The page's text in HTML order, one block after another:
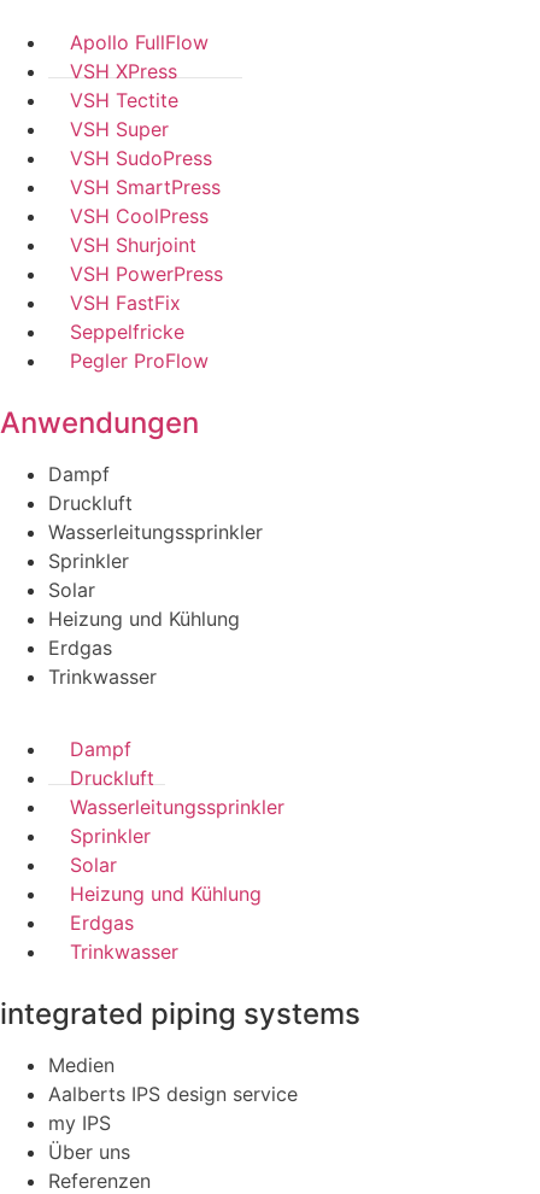
Apollo FullFlow
VSH XPress
VSH Tectite
VSH Super
VSH SudoPress
VSH SmartPress
VSH CoolPress
VSH Shurjoint
VSH PowerPress
VSH FastFix
Seppelfricke
Pegler ProFlow
Anwendungen
Dampf
Druckluft
Wasserleitungssprinkler
Sprinkler
Solar
Heizung und Kühlung
Erdgas
Trinkwasser
Dampf
Druckluft
Wasserleitungssprinkler
Sprinkler
Solar
Heizung und Kühlung
Erdgas
Trinkwasser
integrated piping systems
Medien
Aalberts IPS design service
my IPS
Über uns
Referenzen